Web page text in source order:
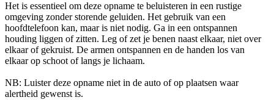
Het is essentieel om deze opname te beluisteren in een rustige
omgeving zonder storende geluiden. Het gebruik van een
hoofdtelefoon kan, maar is niet nodig. Ga in een ontspannen
houding liggen of zitten. Leg of zet je benen naast elkaar, niet over
elkaar of gekruist. De armen ontspannen en de handen los van
elkaar op schoot of langs je lichaam.
NB: Luister deze opname niet in de auto of op plaatsen waar
alertheid gewenst is.